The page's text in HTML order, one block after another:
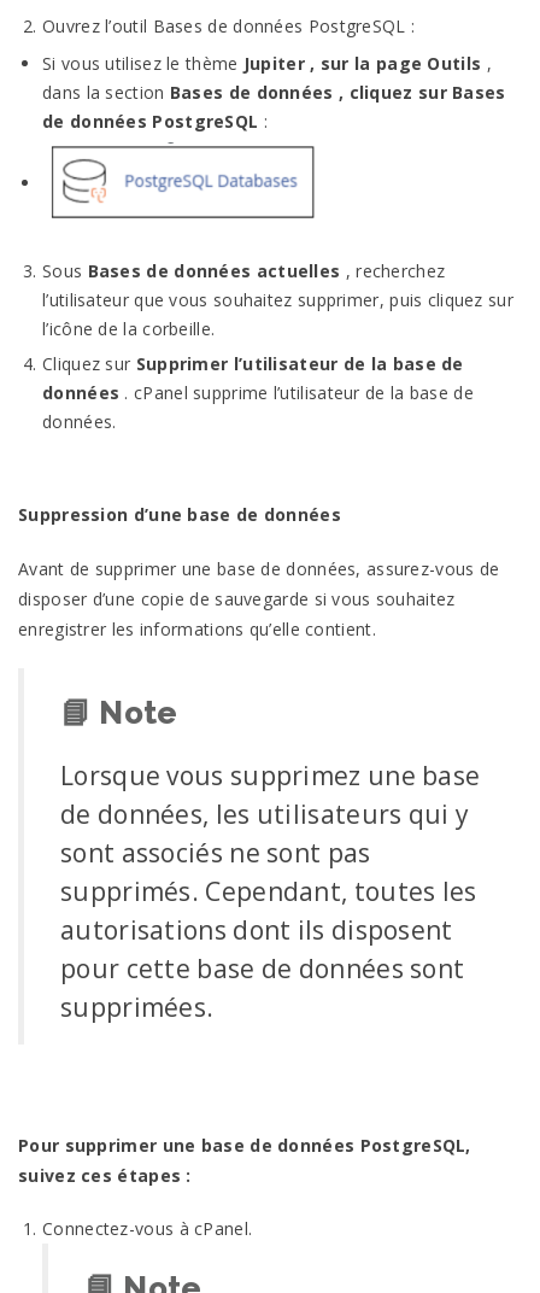
Ouvrez l’outil Bases de données PostgreSQL :
Si vous utilisez le thème Jupiter , sur la page Outils ,
dans la section Bases de données , cliquez sur Bases
de données PostgreSQL :
Sous Bases de données actuelles , recherchez
l’utilisateur que vous souhaitez supprimer, puis cliquez sur
l’icône de la corbeille.
Cliquez sur Supprimer l’utilisateur de la base de
données . cPanel supprime l’utilisateur de la base de
données.
Suppression d’une base de données
Avant de supprimer une base de données, assurez-vous de
disposer d’une copie de sauvegarde si vous souhaitez
enregistrer les informations qu’elle contient.
📘 Note
Lorsque vous supprimez une base
de données, les utilisateurs qui y
sont associés ne sont pas
supprimés. Cependant, toutes les
autorisations dont ils disposent
pour cette base de données sont
supprimées.
Pour supprimer une base de données PostgreSQL,
suivez ces étapes :
Connectez-vous à cPanel.